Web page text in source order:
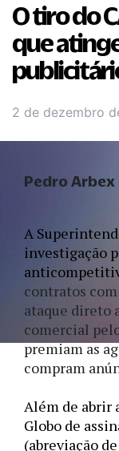
O tiro do
que
2 de dezembro
A
investigação
contratos
ataque direto
comercial
premiam as
compram
Além de abrir
Globo de
(abreviação
Pedro Arbex